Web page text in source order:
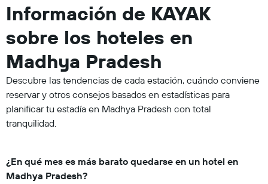
Información de KAYAK
sobre los hoteles en
Madhya Pradesh
Descubre las tendencias de cada estación, cuándo conviene
reservar y otros consejos basados en estadísticas para
planificar tu estadía en Madhya Pradesh con total
tranquilidad.
¿En qué mes es más barato quedarse en un hotel en
Madhya Pradesh?